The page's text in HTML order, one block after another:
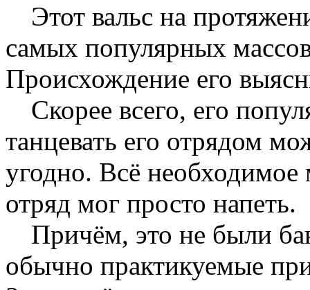
Этот вальс на
самых популярных
Происхождение его
Скорее всего, его
танцевать его отрядом
угодно. Всё
отряд мог просто напеть.
Причём, это не были
обычно практикуемые